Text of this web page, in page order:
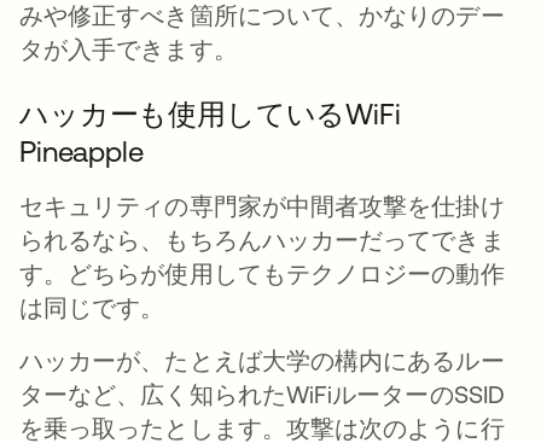
みや修正すべき箇所について、かなりのデー
タが入手できます。
ハッカーも使用しているWiFi
Pineapple
セキュリティの専門家が中間者攻撃を仕掛け
られるなら、もちろんハッカーだってできま
す。どちらが使用してもテクノロジーの動作
は同じです。
ハッカーが、たとえば大学の構内にあるルー
ターなど、広く知られたWiFiルーターのSSID
を乗っ取ったとします。攻撃は次のように行